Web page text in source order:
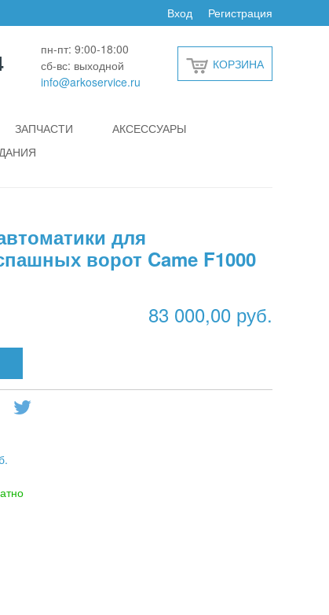
Регистрация
Вход
пн-пт: 9:00-18:00
сб-вс: выходной
info@arkoservice.ru
КОРЗИНА
ЗАПЧАСТИ
АКСЕССУАРЫ
для
ворот Came F1000
83 000,00 руб.